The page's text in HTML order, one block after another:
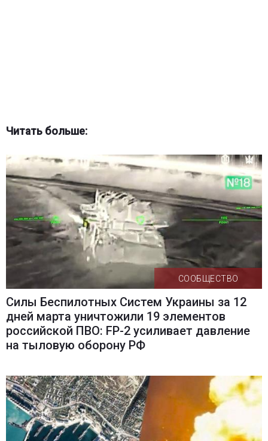
Читать больше:
СООБЩЕСТВО
Силы Беспилотных Систем Украины за 12
дней марта уничтожили 19 элементов
российской ПВО: FP-2 усиливает давление
на тыловую оборону РФ